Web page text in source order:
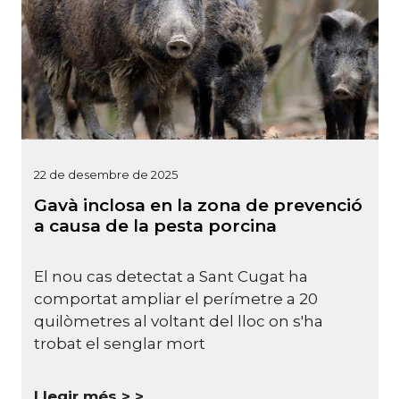
22 de desembre de 2025
Gavà inclosa en la zona de prevenció
a causa de la pesta porcina
El nou cas detectat a Sant Cugat ha
comportat ampliar el perímetre a 20
quilòmetres al voltant del lloc on s'ha
trobat el senglar mort